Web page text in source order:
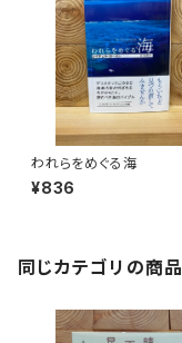
われらをめぐる海
¥836
同じカテゴリの商品